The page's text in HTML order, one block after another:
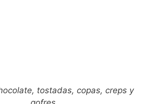
tostadas, copas, creps y